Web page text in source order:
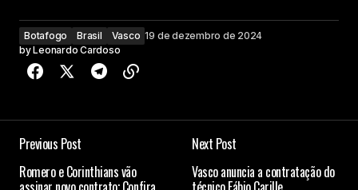
Botafogo Brasil Vasco 19 de dezembro de 2024
byLeonardo Cardoso
Previous Post
Romero e Corinthians vão
Next Post
Vasco anuncia a contratação do